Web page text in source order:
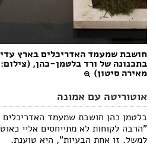
חושבת שמעמד האדריכלים בארץ
בתכנונה של ורד בלטמן-כהן, (צילום:
מאירה סיטון)
אוטוריטה עם אמונה
בלטמן כהן חושבת שמעמד האדריכלים
"הרבה לקוחות לא מתייחסים אליי
למשל. זו אחת הבעיות", היא טוענת.